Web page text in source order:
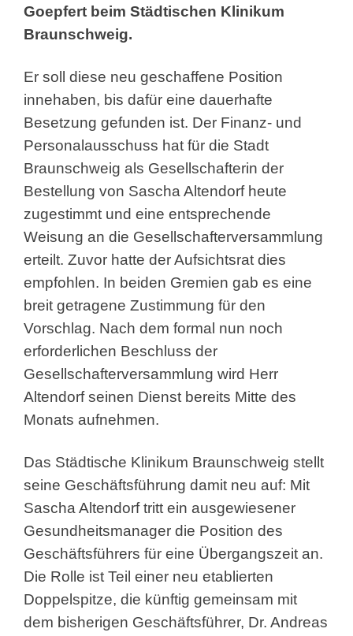
Goepfert beim Städtischen Klinikum
Braunschweig.
Er soll diese neu geschaffene Position
innehaben, bis dafür eine dauerhafte
Besetzung gefunden ist. Der Finanz- und
Personalausschuss hat für die Stadt
Braunschweig als Gesellschafterin der
Bestellung von Sascha Altendorf heute
zugestimmt und eine entsprechende
Weisung an die Gesellschafterversammlung
erteilt. Zuvor hatte der Aufsichtsrat dies
empfohlen. In beiden Gremien gab es eine
breit getragene Zustimmung für den
Vorschlag. Nach dem formal nun noch
erforderlichen Beschluss der
Gesellschafterversammlung wird Herr
Altendorf seinen Dienst bereits Mitte des
Monats aufnehmen.
Das Städtische Klinikum Braunschweig stellt
seine Geschäftsführung damit neu auf: Mit
Sascha Altendorf tritt ein ausgewiesener
Gesundheitsmanager die Position des
Geschäftsführers für eine Übergangszeit an.
Die Rolle ist Teil einer neu etablierten
Doppelspitze, die künftig gemeinsam mit
dem bisherigen Geschäftsführer, Dr. Andreas